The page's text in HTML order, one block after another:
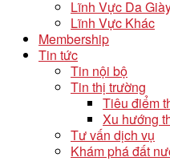
Lĩnh Vực Da
Lĩnh Vực Khác
Membership
Tin tức
Tin nội bộ
Tin thị trường
Tiêu điểm
Xu hướng
Tư vấn dịch vụ
Khám phá đất